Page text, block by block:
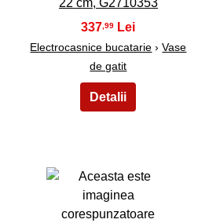
22 cm, G2710353
337,99
Electrocasnice bucatarie ›Vase
de gatit